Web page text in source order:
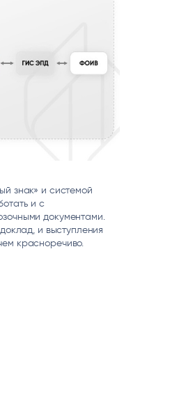
знак» и системой
и с
документами.
и выступления
красноречиво.